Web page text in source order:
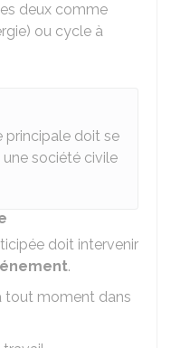
deux comme
ou cycle à
principale doit se
société civile
doit intervenir
.
tout moment dans